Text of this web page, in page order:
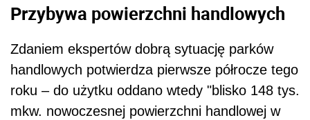
Przybywa powierzchni handlowych
Zdaniem ekspertów dobrą sytuację parków
handlowych potwierdza pierwsze półrocze tego
roku – do użytku oddano wtedy "blisko 148 tys.
mkw. nowoczesnej powierzchni handlowej w